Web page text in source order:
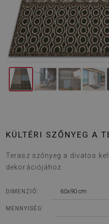
KÜLTÉRI SZŐNYEG A
Terasz szőnyeg a divatos
dekorációjához.
DIMENZIÓ: 60x90 cm
MENNYISÉG: